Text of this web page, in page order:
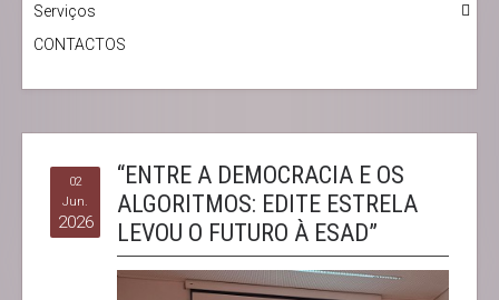
Serviços
CONTACTOS
02
Jun.
2026
“ENTRE A DEMOCRACIA E OS
ALGORITMOS: EDITE ESTRELA
LEVOU O FUTURO À ESAD”